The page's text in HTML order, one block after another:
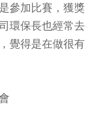
參加比賽，獲獎
環保長也經常去
覺得是在做很有